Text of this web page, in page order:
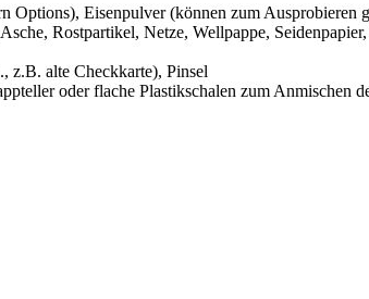
Eisenpulver (können zum Ausprobieren
Rostpartikel, Netze, Wellpappe,
z.B. alte Checkkarte), Pinsel
oder flache Plastikschalen zum Anmischen